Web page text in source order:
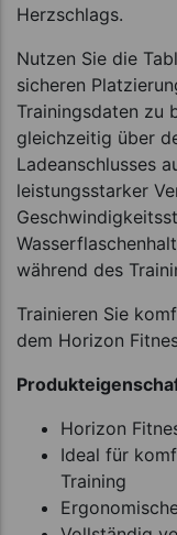
Herzschlags.
Nutzen Sie die
sicheren
Trainingsdaten zu
gleichzeitig über
Ladeanschlusses
leistungsstarker
während des
Trainieren Sie
dem Horizon
Horizon
Ideal für
Training